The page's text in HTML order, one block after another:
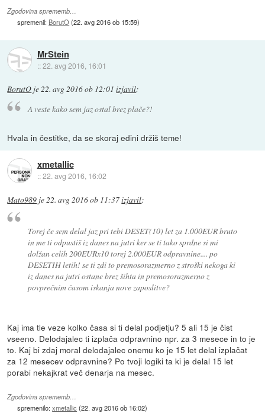
Zgodovina sprememb…
spremenil: BorutO(22. avg 2016 ob 15:59)
MrStein
::22. avg 2016, 16:01
BorutO je22. avg 2016 ob 12:01 izjavil:
A veste kako sem jaz ostal brez plače?!
Hvala in čestitke, da se skoraj edini držiš teme!
xmetallic
::22. avg 2016, 16:02
Mato989 je22. avg 2016 ob 11:37izjavil:
Torej če sem delal jaz pri tebi DESET(10) let za 1.000EUR bruto
in me ti odpustiš iz danes na jutri ker se ti tako sprdne si mi
dolžan celih 200EURx10 torej 2.000EUR odpravnine.... po
DESETIH letih! se ti zdi to premosorazmerno z stroški nekoga ki
iz danes na jutri ostane brez šihta in premosorazmerno z
povprečnim časom iskanja nove zaposlitve?
Kaj ima tle veze kolko časa si ti delal podjetju? 5 ali 15 je čist
vseeno. Delodajalec ti izplača odpravnino npr. za 3 mesece in to je
to. Kaj bi zdaj moral delodajalec onemu ko je 15 let delal izplačat
za 12 mesecev odpravnine? Po tvoji logiki ta ki je delal 15 let
porabi nekajkrat več denarja na mesec.
Zgodovina sprememb…
spremenilo:xmetallic (22. avg 2016 ob 16:02)